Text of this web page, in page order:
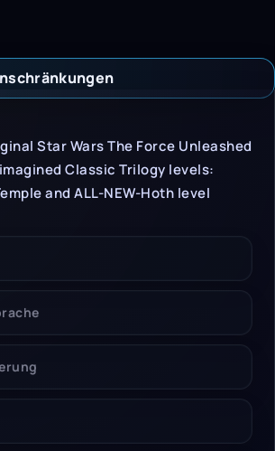
&
Star Wars The Force Unleashed
Classic Trilogy levels:
and ALL-NEW-Hoth level